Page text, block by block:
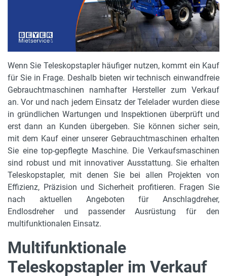
Wenn Sie Teleskopstapler häufiger nutzen, kommt ein Kauf
für Sie in Frage. Deshalb bieten wir technisch einwandfreie
Gebrauchtmaschinen namhafter Hersteller zum Verkauf
an. Vor und nach jedem Einsatz der Telelader wurden diese
in gründlichen Wartungen und Inspektionen überprüft und
erst dann an Kunden übergeben. Sie können sicher sein,
mit dem Kauf einer unserer Gebrauchtmaschinen erhalten
Sie eine top-gepflegte Maschine. Die Verkaufsmaschinen
sind robust und mit innovativer Ausstattung. Sie erhalten
Teleskopstapler, mit denen Sie bei allen Projekten von
Effizienz, Präzision und Sicherheit profitieren. Fragen Sie
nach aktuellen Angeboten für Anschlagdreher,
Endlosdreher und passender Ausrüstung für den
multifunktionalen Einsatz.
Multifunktionale
Teleskopstapler im Verkauf